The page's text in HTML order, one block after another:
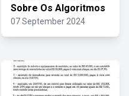
Sobre Os Algoritmos
07 September 2024